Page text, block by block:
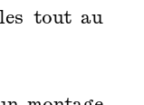
tout au